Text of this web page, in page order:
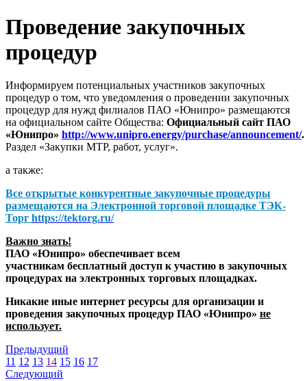
Проведение закупочных
процедур
Информируем потенциальных участников закупочных
процедур о том, что уведомления о проведении закупочных
процедур для нужд филиалов ПАО «Юнипро» размещаются
на официальном сайте Общества: Официальный сайт ПАО
«Юнипро» http://www.unipro.energy/purchase/announcement/.
Раздел «Закупки МТР, работ, услуг».
а также:
Все открытые конкурентные закупочные процедуры
размещаются на Электронной торговой площадке ТЭК-
Торг https://tektorg.ru/
Важно знать!
ПАО «Юнипро» обеспечивает всем
участникам бесплатный доступ к участию в закупочных
процедурах на электронных торговых площадках.
Никакие иные интернет ресурсы для организации и
проведения закупочных процедур ПАО «Юнипро» не
использует.
Предыдущий
11 12 13 14 15 16 17
Следующий